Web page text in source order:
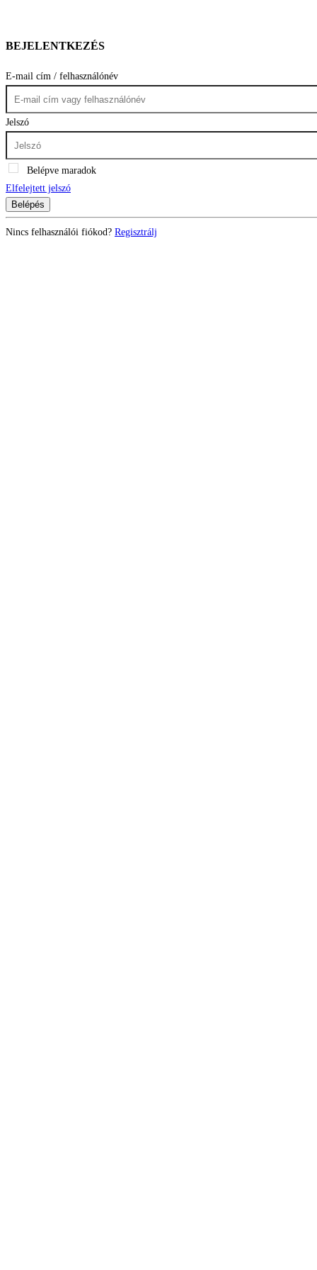
BEJELENTKEZÉS
E-mail cím / felhasználónév
Jelszó
Belépve maradok
Elfelejtett jelszó
Belépés
Nincs felhasználói fiókod? Regisztrálj